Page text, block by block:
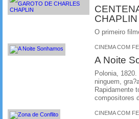
CHAPLIN
O primeiro
CINEMA COM
A Noite
Polonia,
ninguem,
Rapidamente
compositores
CINEMA COM